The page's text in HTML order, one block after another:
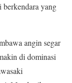
berkendara yang
angin segar
di dominasi